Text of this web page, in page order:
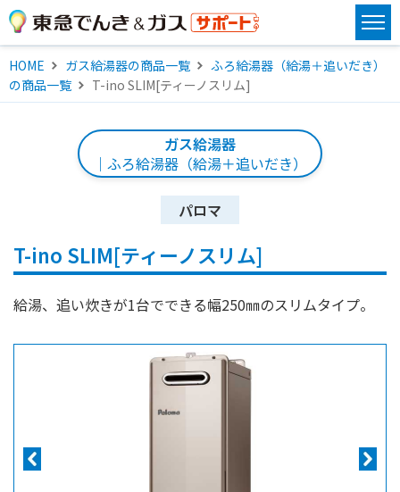
HOME ガス給湯器の商品一覧
ふろ給湯器（給湯＋追いだき）
の商品一覧
T-ino SLIM[ティーノスリム]
ガス給湯器
｜ふろ給湯器（給湯＋追いだき）
パロマ
T-ino SLIM[ティーノスリム]
給湯、追い炊きが1台でできる幅250㎜のスリムタイプ。